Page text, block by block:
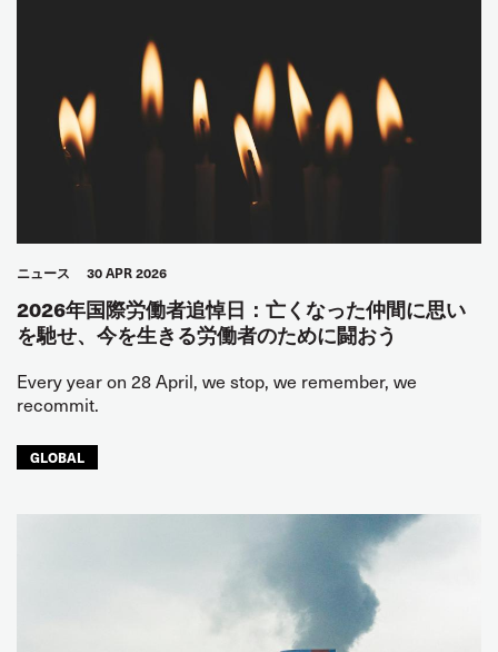
ニュース 30 APR 2026
2026年国際労働者追悼日：亡くなった仲間に思い
を馳せ、今を生きる労働者のために闘おう
Every year on 28 April, we stop, we remember, we
recommit.
GLOBAL